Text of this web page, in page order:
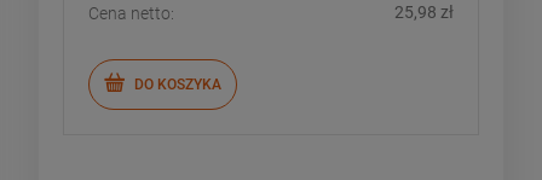
Cena netto:
25,98 zł
DO KOSZYKA